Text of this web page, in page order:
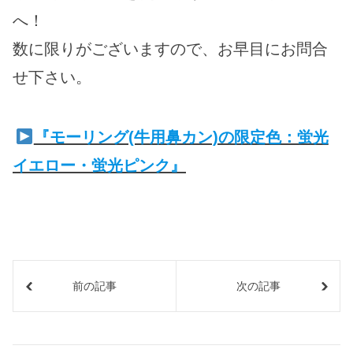
へ！
数に限りがございますので、お早目にお問合
せ下さい。
『モーリング(牛用鼻カン)の限定色：蛍光
イエロー・蛍光ピンク』
前の記事 次の記事